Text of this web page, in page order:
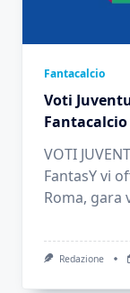
Fantacalcio
Voti
Fantacalcio
VOTI
FantasY vi
Roma, gara
Redazione